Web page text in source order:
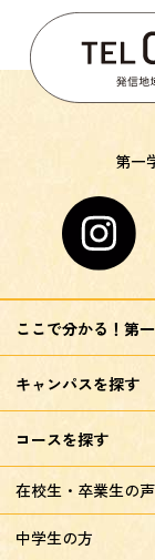
第一
ここで分かる！第
キャンパスを探す
コースを探す
在校生・卒業生の声
中学生の方